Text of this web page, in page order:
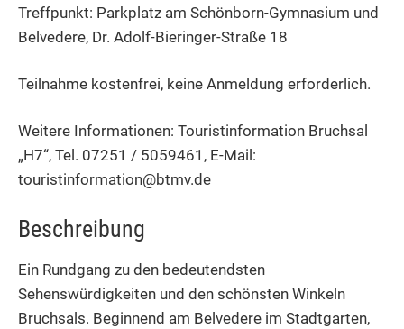
Treffpunkt: Parkplatz am Schönborn-Gymnasium und
Belvedere, Dr. Adolf-Bieringer-Straße 18
Teilnahme kostenfrei, keine Anmeldung erforderlich.
Weitere Informationen: Touristinformation Bruchsal
„H7“, Tel. 07251 / 5059461, E-Mail:
touristinformation@btmv.de
Beschreibung
Ein Rundgang zu den bedeutendsten
Sehenswürdigkeiten und den schönsten Winkeln
Bruchsals. Beginnend am Belvedere im Stadtgarten,